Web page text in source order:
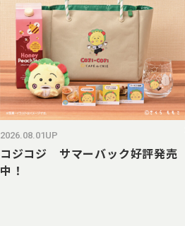
2026.08.01UP
コジコジ サマーバック好評発売
中！